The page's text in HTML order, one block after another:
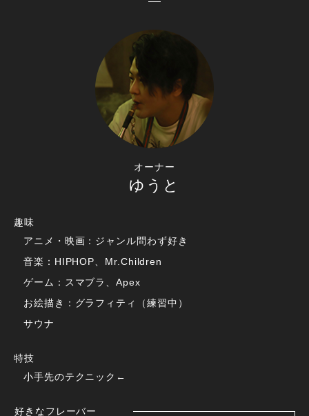
オーナー
ゆうと
趣味
アニメ・映画：ジャンル問わず好き
音楽：HIPHOP、Mr.Children
ゲーム：スマブラ、Apex
お絵描き：グラフィティ（練習中）
サウナ
特技
小手先のテクニック←
好きなフレーバー